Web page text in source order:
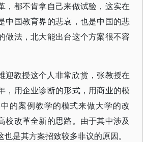
，都不肯拿自己来做试验，这实在
中国教育界的悲哀，也是中国的悲
做法，北大能出台这个方案很不容
迎教授这个人非常欣赏，张教授在
，用企业诊断的形式，用商业的模
的案例教学的模式来做大学的改
校改革全新的思路。由于其中涉及
是其方案招致较多非议的原因。